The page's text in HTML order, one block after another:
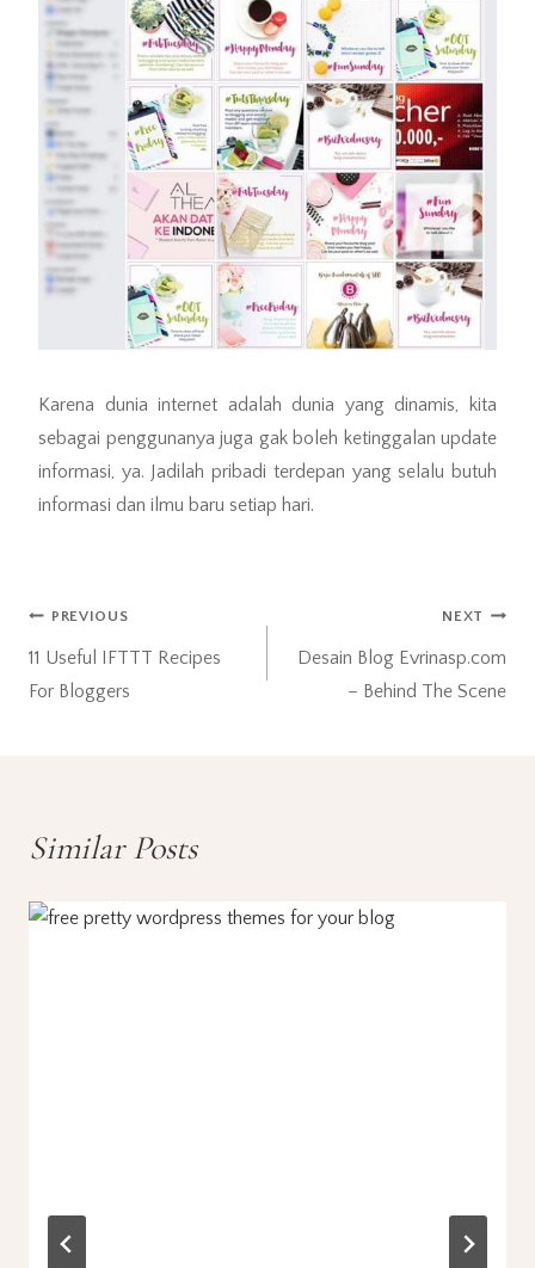
Karena dunia internet adalah dunia yang dinamis, kita
sebagai penggunanya juga gak boleh ketinggalan update
informasi, ya. Jadilah pribadi terdepan yang selalu butuh
informasi dan ilmu baru setiap hari.
Post
navigation
PREVIOUS
11 Useful IFTTT Recipes
For Bloggers
NEXT
Desain Blog Evrinasp.com
– Behind The Scene
Similar Posts